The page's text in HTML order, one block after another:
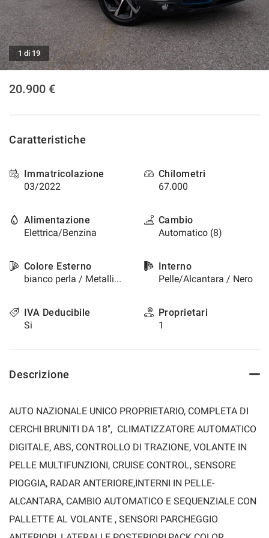
1 di 19
20.900 €
Caratteristiche
Immatricolazione
03/2022
Chilometri
67.000
Alimentazione
Elettrica/Benzina
Cambio
Automatico (8)
Colore Esterno
bianco perla / Metallizzato
Interno
Pelle/Alcantara / Nero
IVA Deducibile
Si
Proprietari
1
Descrizione
AUTO NAZIONALE UNICO PROPRIETARIO, COMPLETA DI
CERCHI BRUNITI DA 18", CLIMATIZZATORE AUTOMATICO
DIGITALE, ABS, CONTROLLO DI TRAZIONE, VOLANTE IN
PELLE MULTIFUNZIONI, CRUISE CONTROL, SENSORE
PIOGGIA, RADAR ANTERIORE,INTERNI IN PELLE-
ALCANTARA, CAMBIO AUTOMATICO E SEQUENZIALE CON
PALLETTE AL VOLANTE , SENSORI PARCHEGGIO
tracciamento
che
adottiamo
per
offrire
le
e
le
di
Per
ottenere
sull'utilità
di
questi
tracciamento
alla
policy.
e
modificare
tue
scelte
qualsiasi
momento.